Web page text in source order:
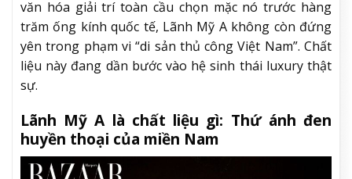
văn hóa giải trí toàn cầu chọn mặc nó trước hàng
trăm ống kính quốc tế, Lãnh Mỹ A không còn đứng
yên trong phạm vi “di sản thủ công Việt Nam”. Chất
liệu này đang dần bước vào hệ sinh thái luxury thật
sự.
Lãnh Mỹ A là chất liệu gì: Thứ ánh đen
huyền thoại của miền Nam